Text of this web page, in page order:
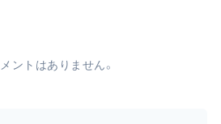
ントはありません。